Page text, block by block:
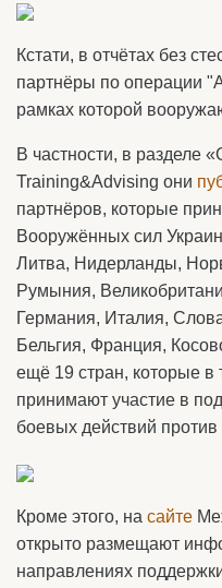
Кстати, в отчётах без
партнёры по операции
рамках которой
В частности, в разделе
Training&Advising они
партнёров, которые
Вооружённых сил
Литва, Нидерланды,
Румыния,
Германия, Италия,
Бельгия, Франция,
ещё 19 стран, которые
принимают участие в
боевых действий против
Кроме этого, на сайте
открыто размещают
направлениях